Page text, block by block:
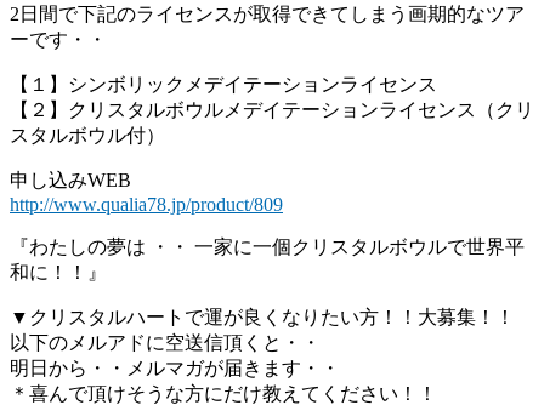
2日間で下記のライセンスが取得できてしまう画期的なツア
ーです・・
【１】シンボリックメデイテーションライセンス
【２】クリスタルボウルメデイテーションライセンス（クリ
スタルボウル付）
申し込みWEB
http://www.qualia78.jp/product/809
『わたしの夢は ・・ 一家に一個クリスタルボウルで世界平
和に！！』
▼クリスタルハートで運が良くなりたい方！！大募集！！
以下のメルアドに空送信頂くと・・
明日から・・メルマガが届きます・・
＊喜んで頂けそうな方にだけ教えてください！！